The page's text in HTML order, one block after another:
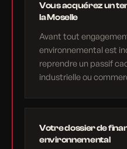
Vous acquérez un
la Moselle
Avant tout
environnemental est
reprendre un passif
industrielle ou
Votre dossier de
environnemental